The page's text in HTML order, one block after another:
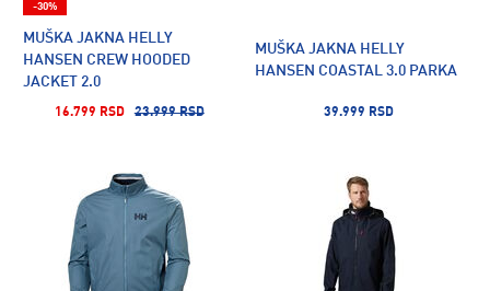
MUŠKA JAKNA HELLY
HANSEN CREW HOODED
JACKET 2.0
16.799 RSD 23.999 RSD
-30%
MUŠKA JAKNA HELLY
HANSEN COASTAL 3.0 PARKA
39.999 RSD